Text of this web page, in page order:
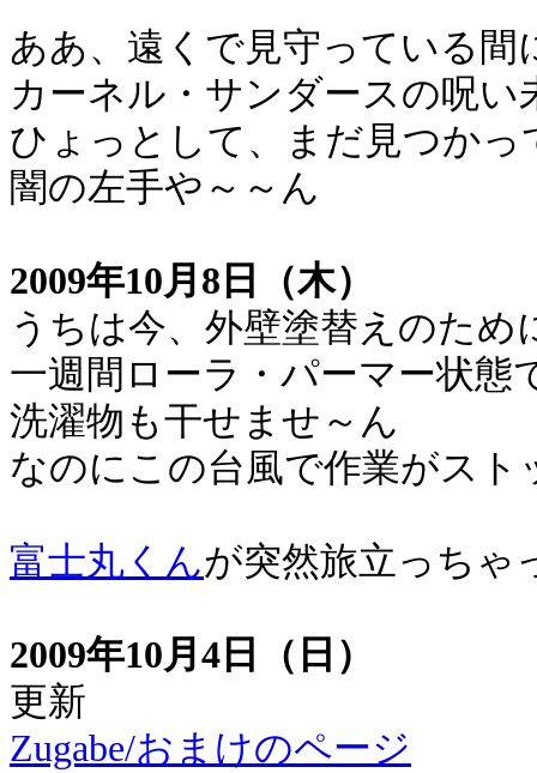
ああ、遠くで見守っている
カーネル・サンダースの呪い
ひょっとして、まだ見つか
闇の左手や～～ん
2009年10月8日（木）
うちは今、外壁塗替えのた
一週間ローラ・パーマー状
洗濯物も干せませ～ん
なのにこの台風で作業がス
富士丸くんが突然旅立っちゃ
2009年10月4日（日）
更新
Zugabe/おまけのページ